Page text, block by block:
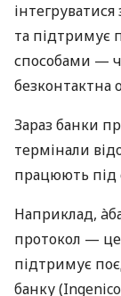
та підтримує
способами —
безконтактна
Зараз банки
термінали
працюють під
Наприклад,
протокол —
підтримує
банку